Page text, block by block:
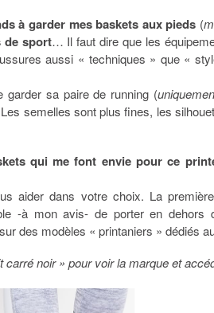
à garder mes baskets aux pieds (
de sport… Il faut dire que les
aussi « techniques » que «
garder sa paire de running (
semelles sont plus fines, les
qui me font envie pour ce
aider dans votre choix. La
-à mon avis- de porter en dehors
des modèles « printaniers » dédiés
carré noir » pour voir la marque et